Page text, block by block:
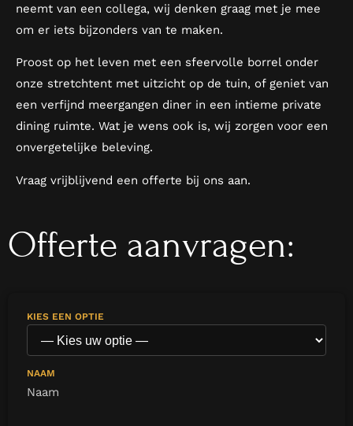
neemt van een collega, wij denken graag met je mee
om er iets bijzonders van te maken.
Proost op het leven met een sfeervolle borrel onder
onze stretchtent met uitzicht op de tuin, of geniet van
een verfijnd meergangen diner in een intieme private
dining ruimte. Wat je wens ook is, wij zorgen voor een
onvergetelijke beleving.
Vraag vrijblijvend een offerte bij ons aan.
Offerte aanvragen:
KIES EEN OPTIE
NAAM